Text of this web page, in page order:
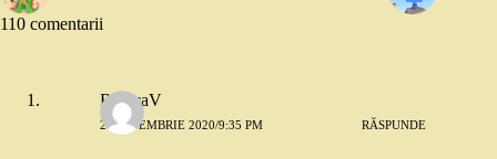
110 comentarii
RalucaV
2 SEPTEMBRIE 2020/9:35 PM RĂSPUNDE